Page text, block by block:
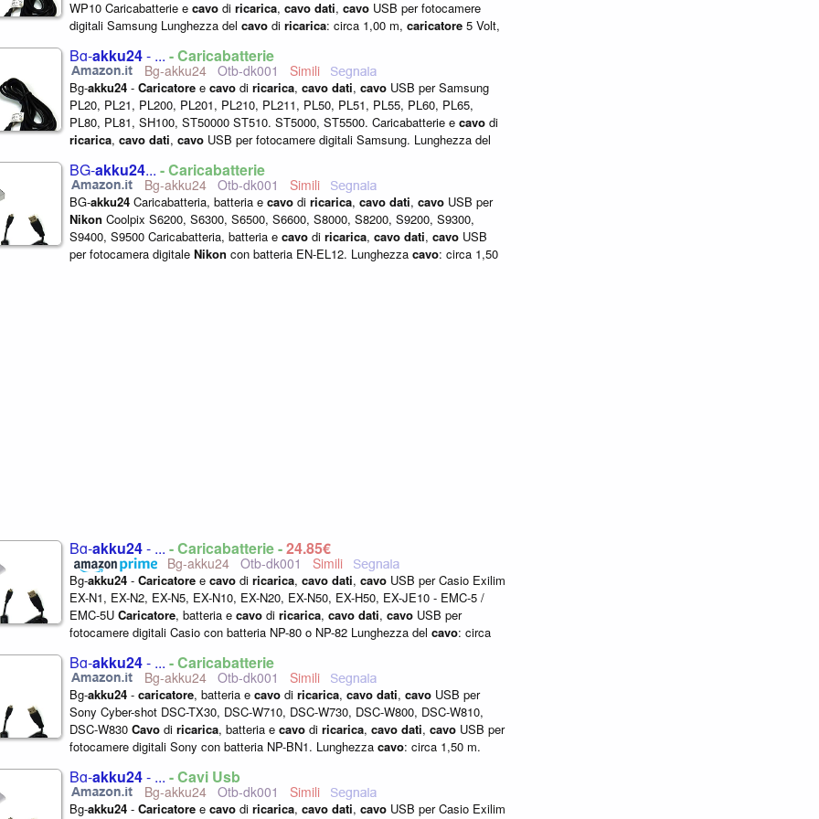
WP10 Caricabatterie e cavo di ricarica, cavo dati, cavo USB per fotocamere
digitali Samsung Lunghezza del cavo di ricarica: circa 1,00 m, caricatore 5 Volt,
Bg-akku24- ... - Caricabatterie
Bg-akku24 Otb-dk001
Bg-akku24 - Caricatore e cavo di ricarica, cavo dati, cavo USB per Samsung
PL20, PL21, PL200, PL201, PL210, PL211, PL50, PL51, PL55, PL60, PL65,
PL80, PL81, SH100, ST50000 ST510. ST5000, ST5500. Caricabatterie e cavo di
ricarica, cavo dati, cavo USB per fotocamere digitali Samsung. Lunghezza del
BG-akku24... - Caricabatterie
Bg-akku24 Otb-dk001
BG-akku24 Caricabatteria, batteria e cavo di ricarica, cavo dati, cavo USB per
Nikon Coolpix S6200, S6300, S6500, S6600, S8000, S8200, S9200, S9300,
S9400, S9500 Caricabatteria, batteria e cavo di ricarica, cavo dati, cavo USB
per fotocamera digitale Nikon con batteria EN-EL12. Lunghezza cavo: circa 1,50
Bg-akku24- ... - Caricabatterie -24,85€
Bg-akku24 Otb-dk001
Bg-akku24 - Caricatore e cavo di ricarica, cavo dati, cavo USB per Casio Exilim
EX-N1, EX-N2, EX-N5, EX-N10, EX-N20, EX-N50, EX-H50, EX-JE10 - EMC-5 /
EMC-5U Caricatore, batteria e cavo di ricarica, cavo dati, cavo USB per
fotocamere digitali Casio con batteria NP-80 o NP-82 Lunghezza del cavo: circa
Bg-akku24- ... - Caricabatterie
Bg-akku24 Otb-dk001
Bg-akku24 - caricatore, batteria e cavo di ricarica, cavo dati, cavo USB per
Sony Cyber-shot DSC-TX30, DSC-W710, DSC-W730, DSC-W800, DSC-W810,
DSC-W830 Cavo di ricarica, batteria e cavo di ricarica, cavo dati, cavo USB per
fotocamere digitali Sony con batteria NP-BN1. Lunghezza cavo: circa 1,50 m.
Bg-akku24- ... - Cavi Usb
Bg-akku24 Otb-dk001
Bg-akku24 - Caricatore e cavo di ricarica, cavo dati, cavo USB per Casio Exilim